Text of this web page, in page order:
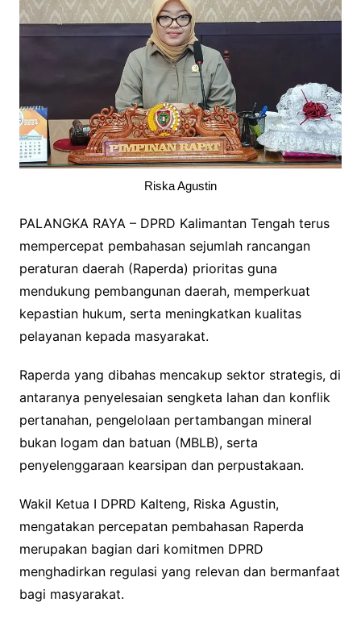
Riska Agustin
PALANGKA RAYA – DPRD Kalimantan Tengah terus
mempercepat pembahasan sejumlah rancangan
peraturan daerah (Raperda) prioritas guna
mendukung pembangunan daerah, memperkuat
kepastian hukum, serta meningkatkan kualitas
pelayanan kepada masyarakat.
Raperda yang dibahas mencakup sektor strategis, di
antaranya penyelesaian sengketa lahan dan konflik
pertanahan, pengelolaan pertambangan mineral
bukan logam dan batuan (MBLB), serta
penyelenggaraan kearsipan dan perpustakaan.
Wakil Ketua I DPRD Kalteng, Riska Agustin,
mengatakan percepatan pembahasan Raperda
merupakan bagian dari komitmen DPRD
menghadirkan regulasi yang relevan dan bermanfaat
bagi masyarakat.